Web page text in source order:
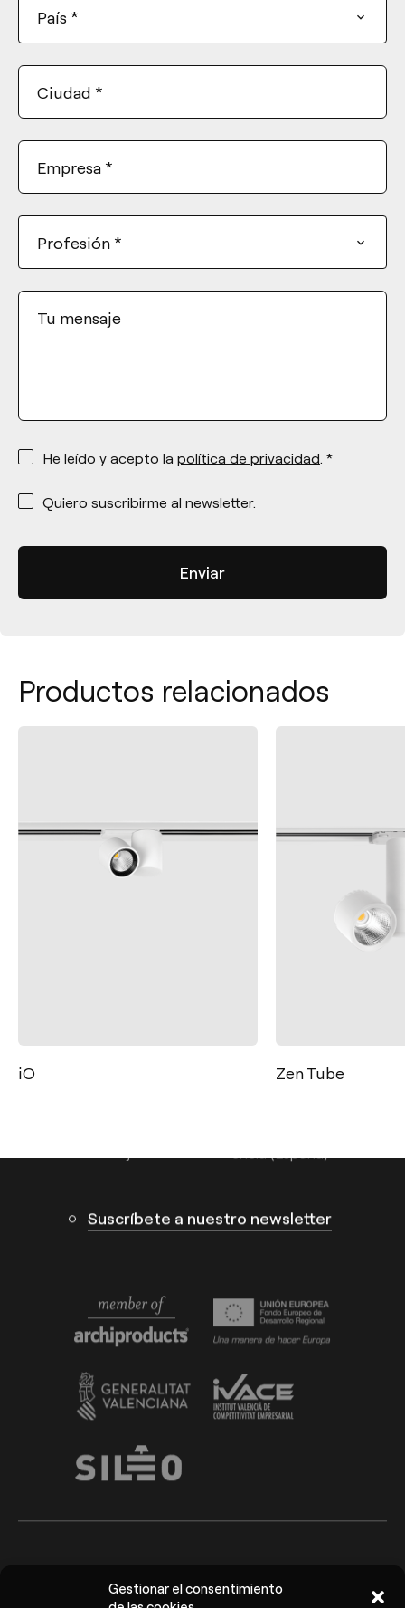
Gestionar el consentimiento
País *
Ciudad *
Empresa *
Profesión *
Tu mensaje
*
He leído y acepto la política de privacidad. *
*
Quiero suscribirme al newsletter.
Productos relacionados
Zen Tube
Suscríbete a nuestro newsletter
Política de privacidad y